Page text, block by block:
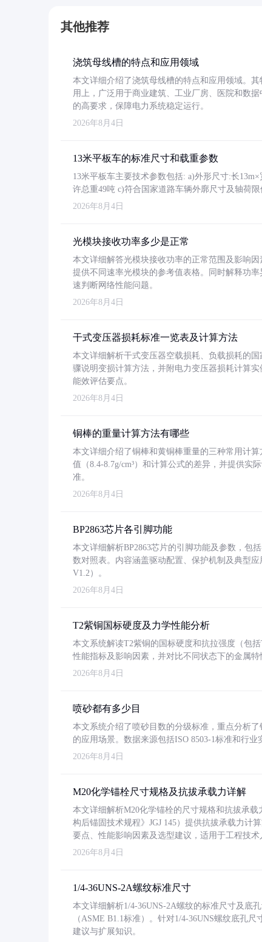
其他推荐
浇筑母线槽的特点和应用领域
本文详细介绍了浇筑母线槽的特点和应用领域。
用上，广泛用于商业建筑、工业厂房、医院和数
的高要求，保障电力系统稳定运行。
2026年8月4日
13米平板车的标准尺寸和载重参数
13米平板车主要技术参数包括: a)外形尺寸:长
许总重49吨 c)符合国家道路车辆外廓尺寸及轴荷
2026年8月4日
光模块接收功率多少是正常
本文详细解答光模块接收功率的正常范围及影响
提供不同速率光模块的参考值表格。同时解释功
速判断网络性能问题。
2026年8月4日
干式变压器损耗标准一览表及计算方法
本文详细解析干式变压器空载损耗、负载损耗的
骤说明变损计算方法，并附电力变压器损耗计算
能效评估要点。
2026年8月4日
铜棒的重量计算方法有哪些
本文详细介绍了铜棒和黄铜棒重量的三种常用计
值（8.4-8.7g/cm³）和计算公式的差异，并提供实
准。
2026年8月4日
BP2863芯片各引脚功能
本文详细解析BP2863芯片的引脚功能及参数，包
数对照表。内容涵盖驱动配置、保护机制及典型
V1.2）。
2026年8月4日
T2紫铜国标硬度及力学性能分析
本文系统解读T2紫铜的国标硬度和抗拉强度（包
性能指标及影响因素，并对比不同状态下的金属特
2026年8月4日
喷砂都有多少目
本文系统介绍了喷砂目数的分级标准，重点分析
的应用场景。数据来源包括ISO 8503-1标准和行
2026年8月4日
M20化学锚栓尺寸规格及抗拔承载力详解
本文详细解析M20化学锚栓的尺寸规格和抗拔承
构后锚固技术规程》JGJ 145）提供抗拔承载力计
要点、性能影响因素及选型建议，适用于工程技术
2026年8月4日
1/4-36UNS-2A螺纹标准尺寸
本文详细解析1/4-36UNS-2A螺纹的标准尺寸及底
（ASME B1.1标准）。针对1/4-36UNS螺纹底孔
建议与扩展知识。